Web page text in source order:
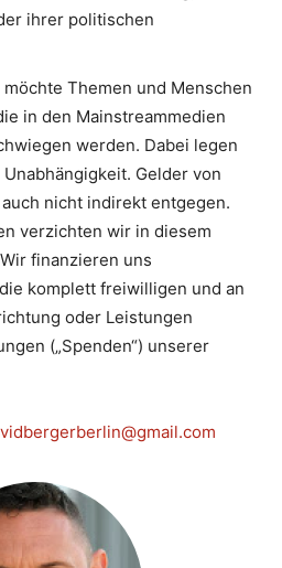
ihrer politischen
Themen und Menschen
in den Mainstreammedien
werden. Dabei legen
Gelder von
nicht indirekt entgegen.
verzichten wir in diesem
finanzieren uns
komplett freiwilligen und an
oder Leistungen
(„Spenden“) unserer